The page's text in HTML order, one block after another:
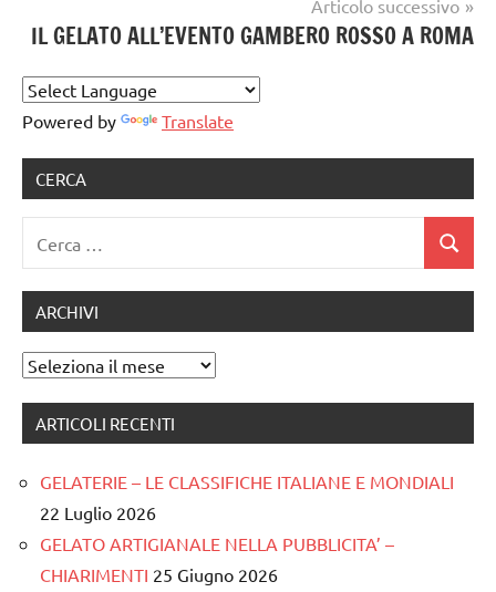
Articolo successivo
IL GELATO ALL’EVENTO GAMBERO ROSSO A ROMA
Powered by Translate
CERCA
per:
Cerca
ARCHIVI
Archivi
ARTICOLI RECENTI
GELATERIE – LE CLASSIFICHE ITALIANE E MONDIALI
22 Luglio 2026
GELATO ARTIGIANALE NELLA PUBBLICITA’ –
CHIARIMENTI 25 Giugno 2026